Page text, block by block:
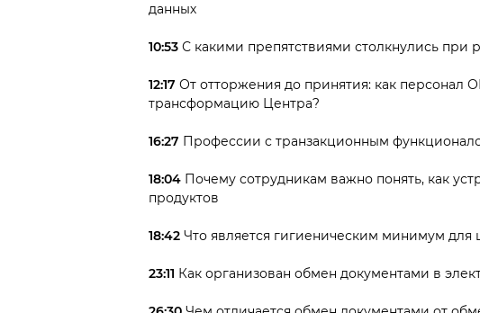
данных
10:53С какими препятствиями столкнулись
12:17 От отторжения до принятия: как
трансформацию Центра?
16:27 Профессии с транзакционным
18:04Почему сотрудникам важно понять, как
продуктов
18:42Что является гигиеническим минимум
23:11 Как организован обмен документами в